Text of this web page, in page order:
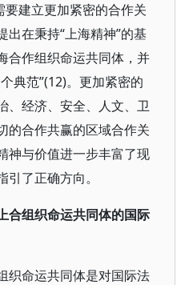
建立更加紧密的合作关
出在秉持“上海精神”的基
合作组织命运共同体，并
典范”(12)。更加紧密的
、经济、安全、人文、卫
的合作共赢的区域合作关
神与价值进一步丰富了现
了正确方向。
合组织命运共同体的国际
织命运共同体是对国际法